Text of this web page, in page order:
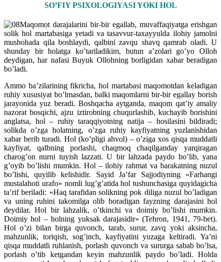
SO’FIY PSIXOLOGIYASI YOKI HOL
Maqomot darajalarini bir-bir egallab, muvaffaqiyatga erishgan
solik hol martabasiga yetadi va tasavvur-taxayyulda ilohiy jamolni
mushohada qila boshlaydi, qalbini zavqu shavq qamrab oladi. U
shunday bir holatga ko’tariladikim, butun a’zolari go’yo Olloh
deydigan, har nafasi Buyuk Ollohning borligidan xabar beradigan
bo’ladi.
Ammo ba’zilarining fikricha, hol martabasi maqomotdan keladigan
ruhiy xususiyat bo’lmasdan, balki maqomlarni bir-bir egallay borish
jarayonida yuz beradi. Boshqacha aytganda, maqom qat’iy amaliy
nazorat bosqichi, ajzu iztirobning chuqurlashib, kuchayib borishini
anglatsa, hol – ruhiy taraqqiyotning natija – hosilasini bildiradi;
solikda o’zga holatning, o’zga ruhiy kayfiyatning yuzlanishidan
xabar berib turadi. Hol (ko’pligi ahvol) – o’ziga xos qisqa muddatli
kayfiyat, qalbning porlashi, chaqmoq chaqilganday yarqiragan
charog’on nurni tuyish lazzati. U bir lahzada paydo bo’lib, yana
g’oyib bo’lishi mumkin. Hol – ilohiy rahmat va barakatning nuzul
bo’lishi, quyilib kelishidir. Sayid Ja’far Sajjodiyning «Farhangi
mustalahoti urafo» nomli lug’g’atida hol tushunchasiga quyidagicha
ta’rif beriladi: «Haq tarafidan solikning pok diliga nuzul bo’ladigan
va uning ruhini takomilga olib boradigan fayzning darajasini hol
deydilar. Hol bir lahzalik, o’tkinchi va doimiy bo’lishi mumkin.
Doimiy hol – holning yuksak darajasidir» (Tehron, 1941, 79-bet).
Hol o’zi bilan birga quvonch, tarab, surur, zavq yoki aksincha,
mahzunlik, toriqish, sog’inch, kayfiyatini yuzaga keltiradi. Ya’ni
qisqa muddatli ruhlanish, porlash quvonch va sururga sabab bo’lsa,
porlash o’tib ketgandan keyin mahzunlik paydo bo’ladi. Holda